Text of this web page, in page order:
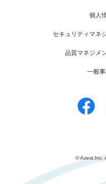
個人
セキュリティマネ
品質マネジメ
一般
© Azest,Inc.